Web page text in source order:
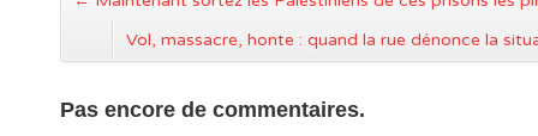
Vol, massacre, honte : quand la rue dénonce la
Pas encore de commentaires.